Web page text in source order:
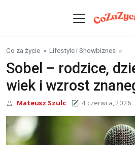
Co za życie » Lifestyle i Showbiznes »
Sobel – rodzice,
wiek i wzrost
Mateusz Szulc 4 czerwca, 2026